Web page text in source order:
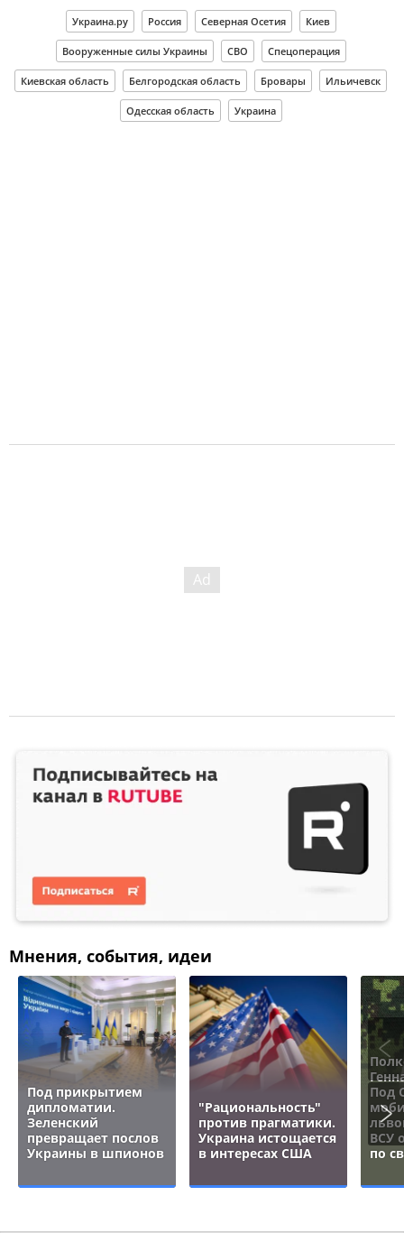
Украина.ру Россия Северная Осетия Киев
Вооруженные силы Украины СВО Спецоперация
Киевская область Белгородская область Бровары Ильичевск
Одесская область Украина
Мнения, события, идеи
Под прикрытием
дипломатии.
Зеленский
превращает послов
Украины в шпионов
"Рациональность"
против прагматики.
Украина истощается
в интересах США
Под
ВСУ
по